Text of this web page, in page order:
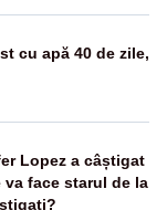
cu apă 40 de zile,
Lopez a câștigat
face starul de la